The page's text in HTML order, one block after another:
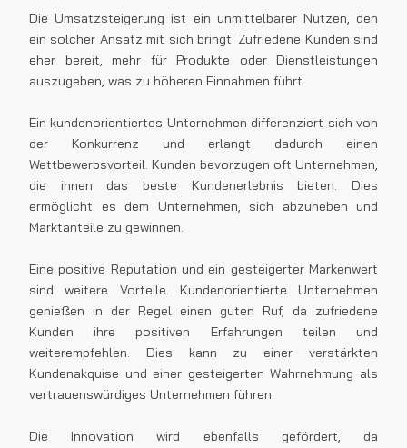
Die Umsatzsteigerung ist ein unmittelbarer Nutzen, den
ein solcher Ansatz mit sich bringt. Zufriedene Kunden sind
eher bereit, mehr für Produkte oder Dienstleistungen
auszugeben, was zu höheren Einnahmen führt.
Ein kundenorientiertes Unternehmen differenziert sich von
der Konkurrenz und erlangt dadurch einen
Wettbewerbsvorteil. Kunden bevorzugen oft Unternehmen,
die ihnen das beste Kundenerlebnis bieten. Dies
ermöglicht es dem Unternehmen, sich abzuheben und
Marktanteile zu gewinnen.
Eine positive Reputation und ein gesteigerter Markenwert
sind weitere Vorteile. Kundenorientierte Unternehmen
genießen in der Regel einen guten Ruf, da zufriedene
Kunden ihre positiven Erfahrungen teilen und
weiterempfehlen. Dies kann zu einer verstärkten
Kundenakquise und einer gesteigerten Wahrnehmung als
vertrauenswürdiges Unternehmen führen.
Die Innovation wird ebenfalls gefördert, da